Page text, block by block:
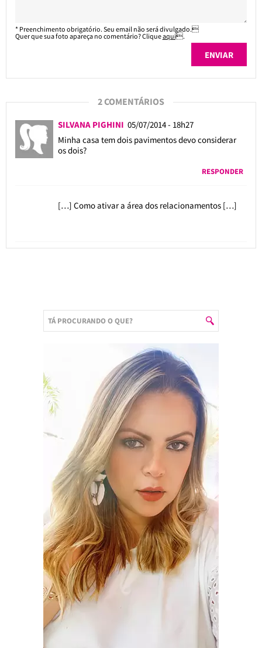
* Preenchimento obrigatório. Seu email não será divulgado.
Quer que sua foto apareça no comentário? Cliqueaqui.
2 COMENTÁRIOS
SILVANA PIGHINI 05/07/2014 - 18h27
Minha casa tem dois pavimentos devo considerar
os dois?
RESPONDER
[…] Como ativar a área dos relacionamentos […]